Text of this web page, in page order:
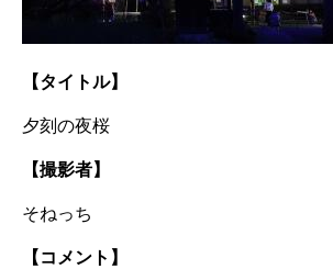
【タイトル】
夕刻の夜桜
【撮影者】
そねっち
【コメント】